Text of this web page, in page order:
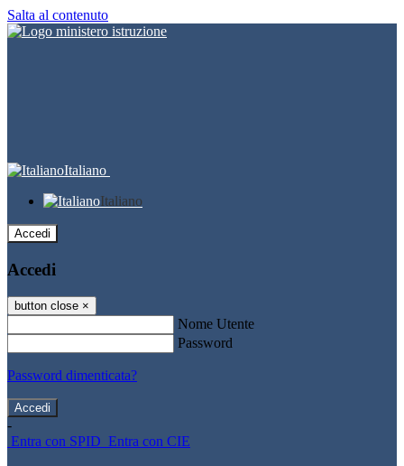
Salta al contenuto
Italiano
Italiano
Accedi
Accedi
button close ×
Nome Utente
Password
Password dimenticata?
-
Entra con SPID Entra con CIE